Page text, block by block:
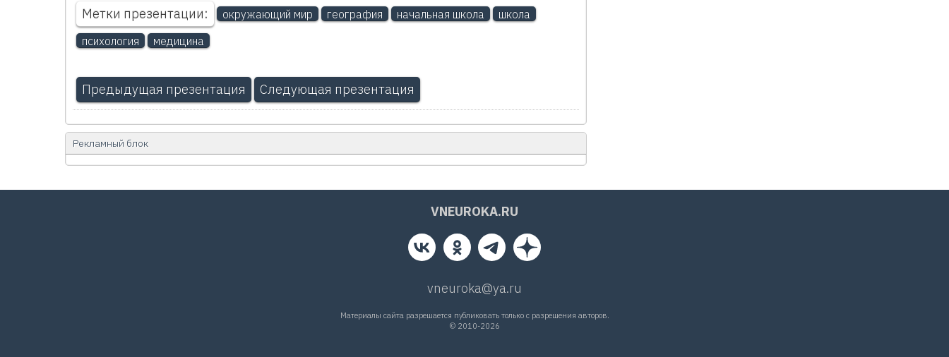
Метки презентации: окружающий мир география начальная школа
школа
психология
медицина
Предыдущая презентация Следующая презентация
Рекламный блок
VNEUROKA.RU
vneuroka@ya.ru
Материалы сайта разрешается публиковать только с разрешения авторов.
© 2010-2026